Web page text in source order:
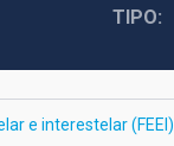
TIPO
e interestelar (FEEI)